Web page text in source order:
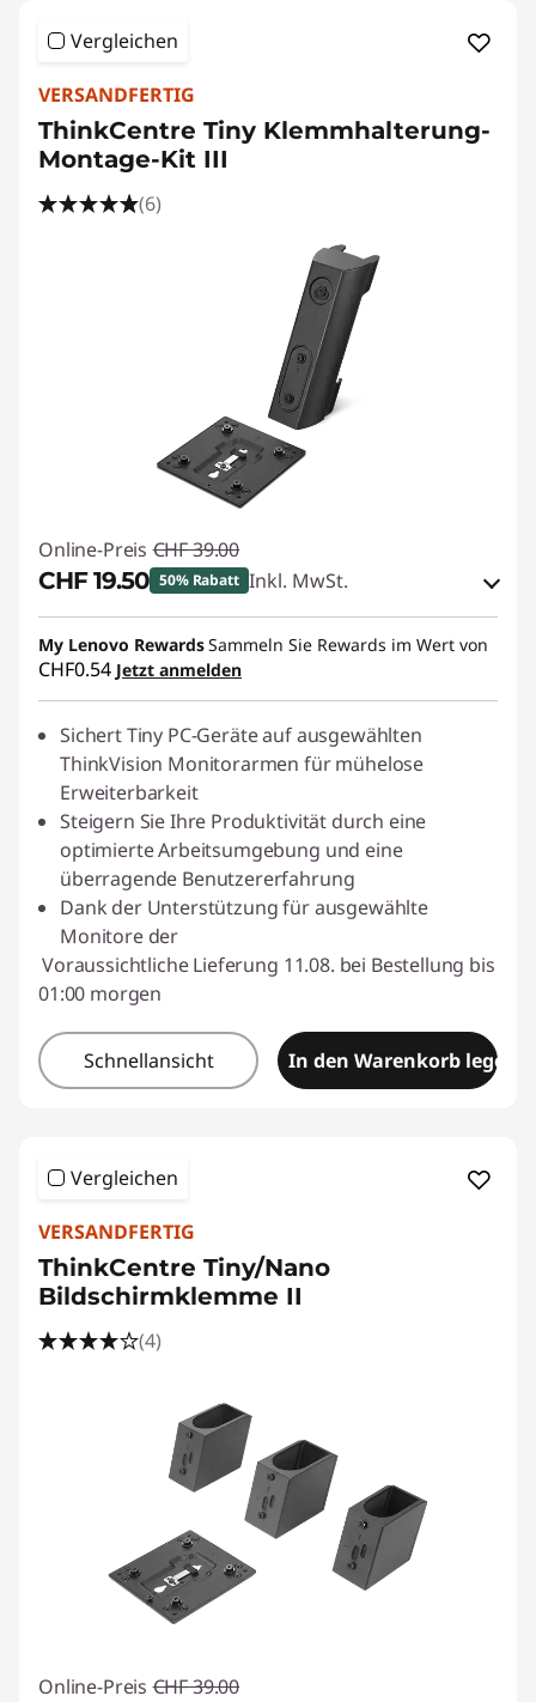
Vergleichen
VERSANDFERTIG
ThinkCentre Tiny Klemmhalterung-
Montage-Kit III
(6)
Online-Preis CHF 39.00
CHF 19.50 50% Rabatt Inkl. MwSt.
eCoupon-Rabatt :-CHF 19.50
eCoupon :SALES
My Lenovo RewardsSammeln Sie Rewards im Wert von
CHF0.54 Jetzt anmelden
Sichert Tiny PC-Geräte auf ausgewählten
ThinkVision Monitorarmen für mühelose
Erweiterbarkeit
Steigern Sie Ihre Produktivität durch eine
optimierte Arbeitsumgebung und eine
überragende Benutzererfahrung
Dank der Unterstützung für ausgewählte
Monitore der
Voraussichtliche Lieferung 11.08. bei Bestellung bis
01:00 morgen
Schnellansicht In den Warenkorb legen
Vergleichen
VERSANDFERTIG
ThinkCentre Tiny/Nano
Bildschirmklemme II
(4)
Online-Preis CHF 39.00